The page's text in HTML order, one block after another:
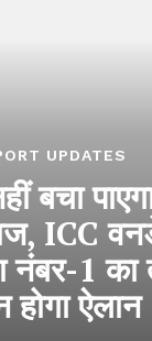
UPDATES
बचा
ICC
नंबर-1
होगा ऐलान